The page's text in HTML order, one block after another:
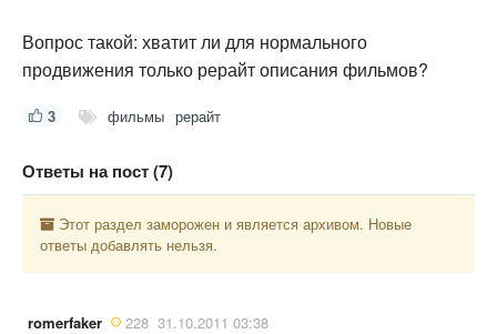
Вопрос такой: хватит ли для нормального
продвижения только рерайт описания фильмов?
3 фильмы рерайт
Ответы на пост (7)
Этот раздел заморожен и является архивом. Новые
ответы добавлять нельзя.
romerfaker 228 31.10.2011 03:38